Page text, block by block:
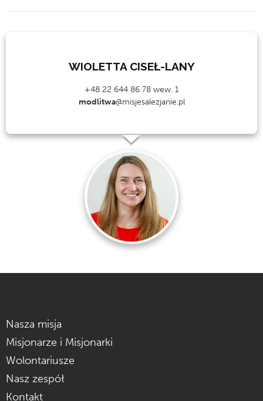
WIOLETTA CISEŁ-LANY
+48 22 644 86 78 wew. 1
modlitwa@misjesalezjanie.pl
Nasza misja
Misjonarze i Misjonarki
Wolontariusze
Nasz zespół
Kontakt